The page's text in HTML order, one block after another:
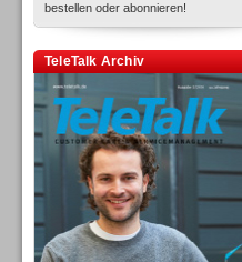
bestellen oder abonnieren!
TeleTalk Archiv
Inbound
Inbound